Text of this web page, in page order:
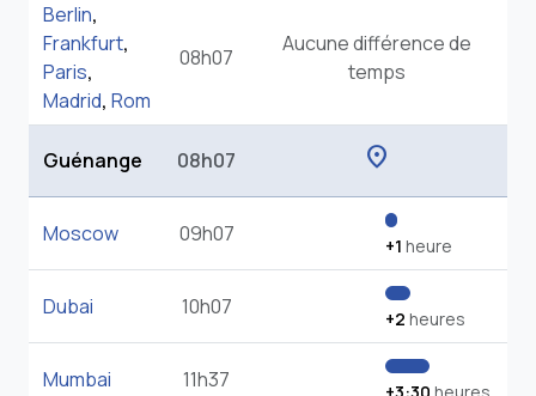
Berlin,
Frankfurt,
Paris,
Madrid, Rom
08h07
Aucune différence de
temps
Guénange 08h07 location_on
Moscow 09h07 +1 heure
Dubai 10h07 +2 heures
Mumbai 11h37